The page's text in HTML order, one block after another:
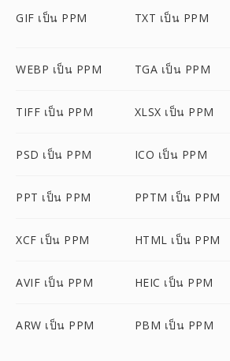
GIF เป็น PPM TXT เป็น PPM
WEBP เป็น PPM TGA เป็น PPM
TIFF เป็น PPM XLSX เป็น PPM
PSD เป็น PPM ICO เป็น PPM
PPT เป็น PPM PPTM เป็น PPM
XCF เป็น PPM HTML เป็น PPM
AVIF เป็น PPM HEIC เป็น PPM
ARW เป็น PPM PBM เป็น PPM